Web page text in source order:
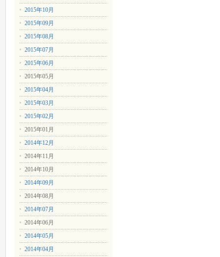
2015年10月
2015年09月
2015年08月
2015年07月
2015年06月
2015年05月
2015年04月
2015年03月
2015年02月
2015年01月
2014年12月
2014年11月
2014年10月
2014年09月
2014年08月
2014年07月
2014年06月
2014年05月
2014年04月